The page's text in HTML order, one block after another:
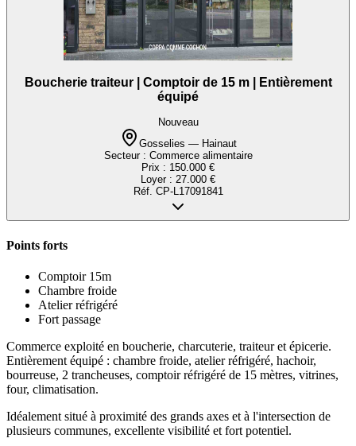
Boucherie traiteur | Comptoir de 15 m | Entièrement
équipé
Nouveau
Gosselies — Hainaut
Secteur : Commerce alimentaire
Prix : 150.000 €
Loyer : 27.000 €
Réf. CP-L17091841
Points forts
Comptoir 15m
Chambre froide
Atelier réfrigéré
Fort passage
Commerce exploité en boucherie, charcuterie, traiteur et épicerie.
Entièrement équipé : chambre froide, atelier réfrigéré, hachoir,
bourreuse, 2 trancheuses, comptoir réfrigéré de 15 mètres, vitrines,
four, climatisation.
Idéalement situé à proximité des grands axes et à l'intersection de
plusieurs communes, excellente visibilité et fort potentiel.